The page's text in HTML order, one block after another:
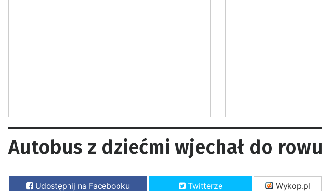
Autobus z dziećmi wjechał do rowu
Udostępnij na Facebooku Twitterze Wykop.pl